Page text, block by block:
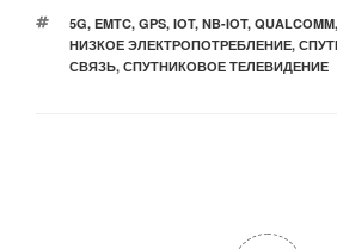
МЕТКИ
5G, EMTC, GPS, IOT, NB-IOT, QUALCOMM,
НИЗКОЕ ЭЛЕКТРОПОТРЕБЛЕНИЕ,
СВЯЗЬ, СПУТНИКОВОЕ ТЕЛЕВИДЕНИЕ